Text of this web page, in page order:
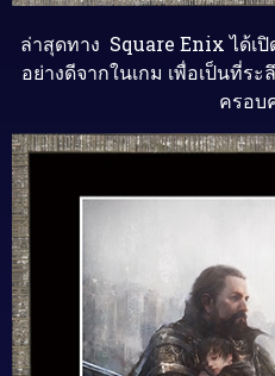
ล่าสุดทาง Square Enixได้เ
อย่างดีจากในเกม เพื่อเป็นที่ระ
ครอบ